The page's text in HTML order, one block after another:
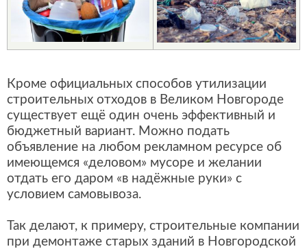
Кроме официальных способов утилизации
строительных отходов в Великом Новгороде
существует ещё один очень эффективный и
бюджетный вариант. Можно подать
объявление на любом рекламном ресурсе об
имеющемся «деловом» мусоре и желании
отдать его даром «в надёжные руки» с
условием самовывоза.
Так делают, к примеру, строительные компании
при демонтаже старых зданий в Новгородской